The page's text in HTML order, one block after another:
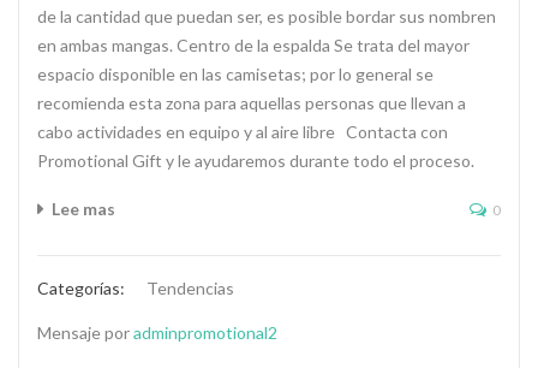
de la cantidad que puedan ser, es posible bordar sus nombren
en ambas mangas. Centro de la espalda Se trata del mayor
espacio disponible en las camisetas; por lo general se
recomienda esta zona para aquellas personas que llevan a
cabo actividades en equipo y al aire libre Contacta con
Promotional Gift y le ayudaremos durante todo el proceso.
Lee mas 0
Categorías: Tendencias
Mensaje poradminpromotional2